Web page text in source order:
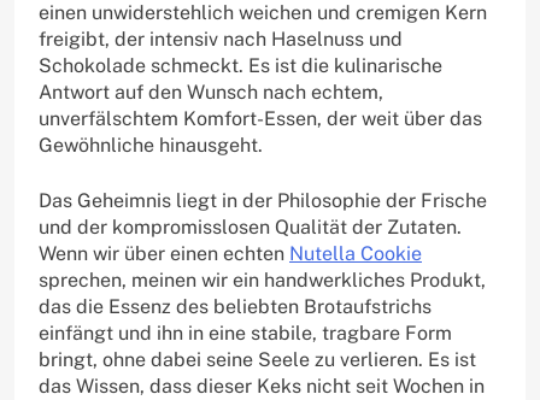
einen unwiderstehlich weichen und cremigen Kern
freigibt, der intensiv nach Haselnuss und
Schokolade schmeckt. Es ist die kulinarische
Antwort auf den Wunsch nach echtem,
unverfälschtem Komfort-Essen, der weit über das
Gewöhnliche hinausgeht.
Das Geheimnis liegt in der Philosophie der Frische
und der kompromisslosen Qualität der Zutaten.
Wenn wir über einen echten Nutella Cookie
sprechen, meinen wir ein handwerkliches Produkt,
das die Essenz des beliebten Brotaufstrichs
einfängt und ihn in eine stabile, tragbare Form
bringt, ohne dabei seine Seele zu verlieren. Es ist
das Wissen, dass dieser Keks nicht seit Wochen in